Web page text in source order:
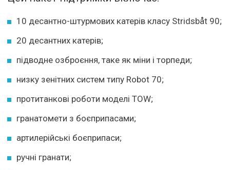
10 десантно-штурмових катерів класу Stridsbåt 90;
20 десантних катерів;
підводне озброєння, таке як міни і торпеди;
низку зенітних систем типу Robot 70;
протитанкові роботи моделі TOW;
гранатомети з боєприпасами;
артилерійські боєприпаси;
ручні гранати;